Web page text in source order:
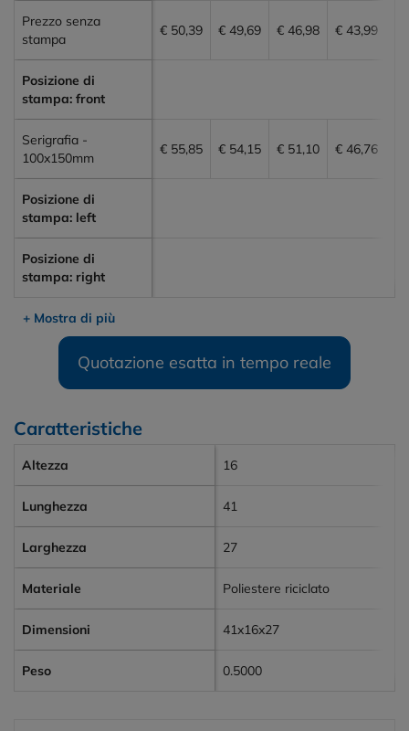
Prezzo senza
stampa
€ 50,39 € 49,69 € 46,98 € 43,99
Posizione di
stampa: front
Serigrafia -
100x150mm
€ 55,85 € 54,15 € 51,10 € 46,76
Posizione di
stampa: left
Posizione di
stampa: right
+ Mostra di più
Quotazione esatta in tempo reale
Caratteristiche
Altezza 16
Lunghezza 41
Larghezza 27
Materiale Poliestere riciclato
Dimensioni 41x16x27
Peso 0.5000